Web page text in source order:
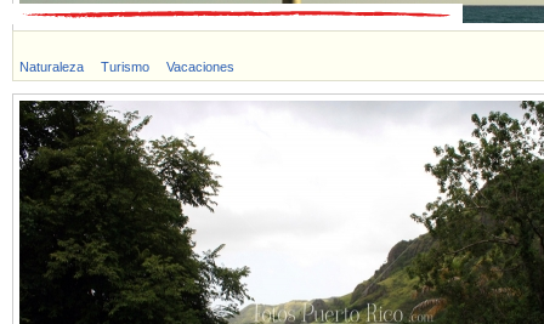
Naturaleza Turismo Vacaciones